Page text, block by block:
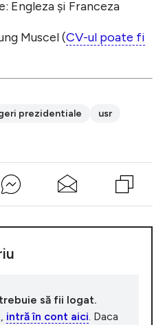
Engleza și Franceza
Muscel (CV-ul poate fi
prezidentiale
usr
să fii logat.
intră în cont aici . Daca